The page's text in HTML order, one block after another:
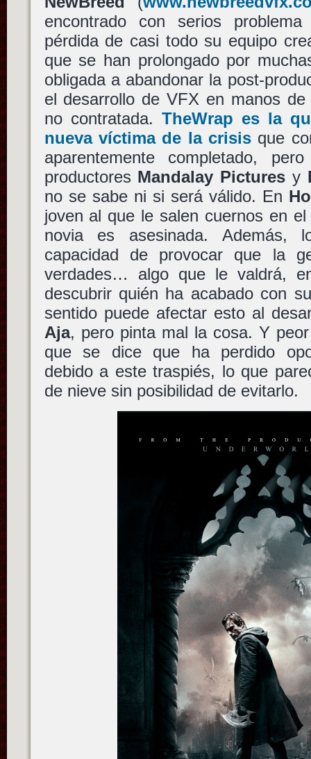
encontrado con serios
pérdida de casi todo su equipo
que se han prolongado por
obligada a abandonar la post-
el desarrollo de VFX en manos
no contratada. TheWrap es la
nueva víctima de la crisis que
aparentemente completado,
productores Mandalay Pictures y
no se sabe ni si será válido. En
joven al que le salen cuernos en
novia es asesinada. Además,
capacidad de provocar que la
verdades… algo que le valdrá,
descubrir quién ha acabado con
sentido puede afectar esto al
Aja, pero pinta mal la cosa. Y
que se dice que ha perdido
debido a este traspiés, lo que
de nieve sin posibilidad de evitarlo.